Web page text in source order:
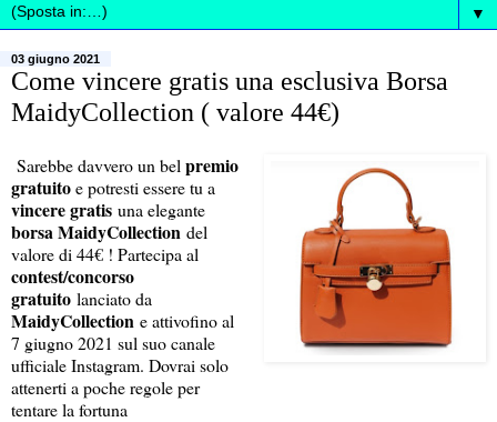
▼
03 giugno 2021
Come vincere gratis una esclusiva Borsa
MaidyCollection ( valore 44€)
Sarebbe davvero un bel premio
gratuitoe potresti essere tu a
vincere gratis una elegante
borsa MaidyCollection del
valore di 44€ ! Partecipa al
contest/concorso
gratuito lanciato da
MaidyCollection e attivofino al
7 giugno 2021 sul suo canale
ufficiale Instagram. Dovrai solo
attenerti a poche regole per
tentare la fortuna